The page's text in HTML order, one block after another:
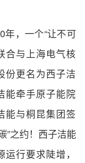
年，一个“让不可
可能”的故事
合与上海电气核
签署战略合作协
份更名为西子洁
能牵手原子能院
，加快推进绿色
型
能与桐昆集团签
合作框架协议
”之约！西子洁能
产业园新实践
运行要求陡增，